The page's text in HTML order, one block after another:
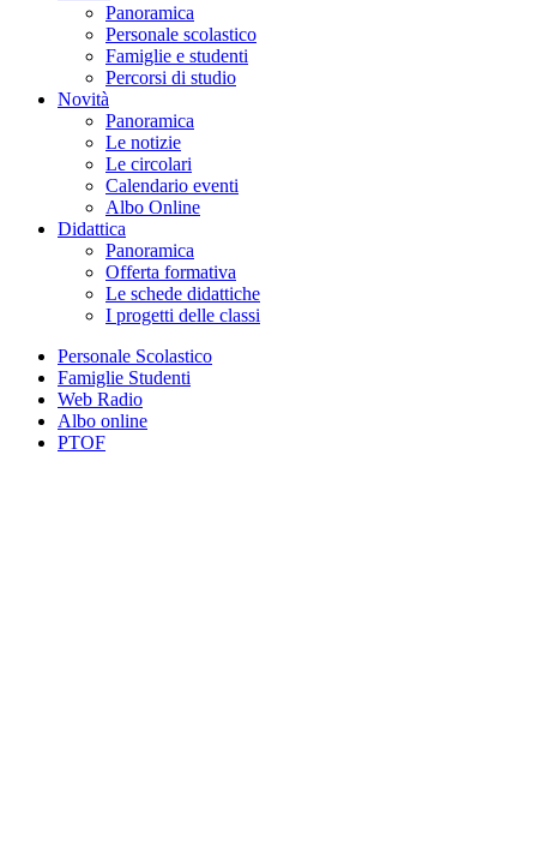
Panoramica
Personale scolastico
Famiglie e studenti
Percorsi di studio
Novità
Panoramica
Le notizie
Le circolari
Calendario eventi
Albo Online
Didattica
Panoramica
Offerta formativa
Le schede didattiche
I progetti delle classi
Personale Scolastico
Famiglie Studenti
Web Radio
Albo online
PTOF